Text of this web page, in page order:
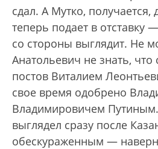
сдал. А Мутко, получается,
теперь подает в отставку
со стороны выглядит. Не
Анатольевич не знать,
постов Виталием
свое время одобрено
Владимировичем
выглядел сразу после
обескураженным —